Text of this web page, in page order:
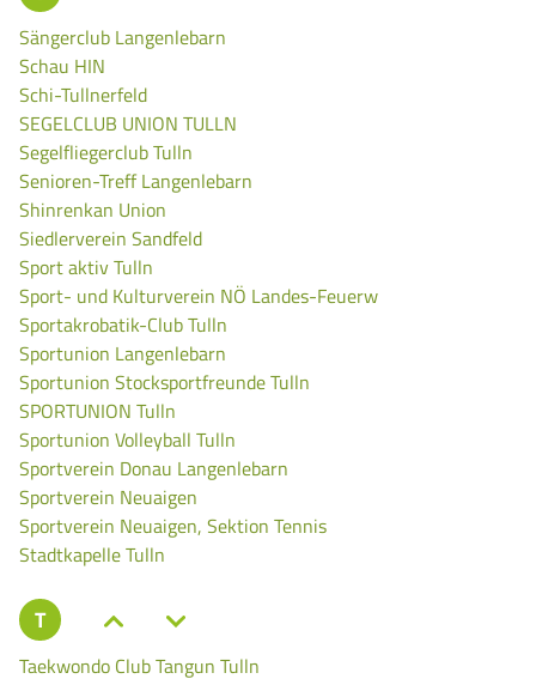
Sängerclub Langenlebarn
Schau HIN
Schi-Tullnerfeld
SEGELCLUB UNION TULLN
Segelfliegerclub Tulln
Senioren-Treff Langenlebarn
Shinrenkan Union
Siedlerverein Sandfeld
Sport aktiv Tulln
Sport- und Kulturverein NÖ Landes-Feuerw
Sportakrobatik-Club Tulln
Sportunion Langenlebarn
Sportunion Stocksportfreunde Tulln
SPORTUNION Tulln
Sportunion Volleyball Tulln
Sportverein Donau Langenlebarn
Sportverein Neuaigen
Sportverein Neuaigen, Sektion Tennis
Stadtkapelle Tulln
T
Taekwondo Club Tangun Tulln